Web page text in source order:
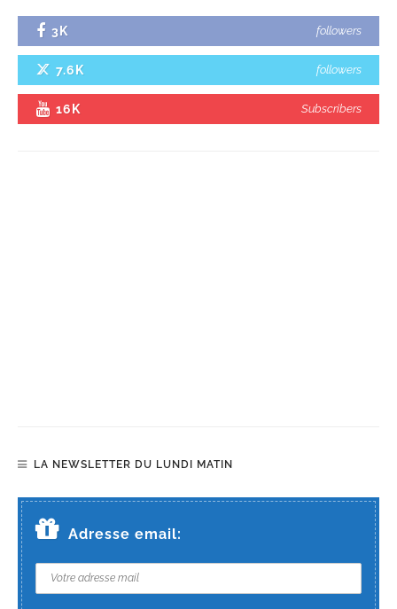
3K followers
7.6K followers
16K Subscribers
LA NEWSLETTER DU LUNDI MATIN
Adresse email: